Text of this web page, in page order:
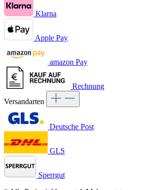
Klarna
Apple Pay
amazon Pay
Rechnung
Versandarten
Deutsche Post
GLS
Sperrgut